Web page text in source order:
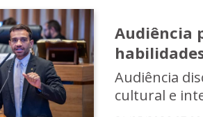
Audiência
Audiência
cultural e